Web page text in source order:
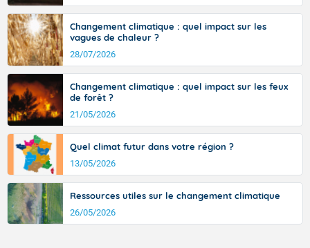
Changement climatique : quel impact sur les
vagues de chaleur ?
28/07/2026
Changement climatique : quel impact sur les feux
de forêt ?
21/05/2026
Quel climat futur dans votre région ?
13/05/2026
Ressources utiles sur le changement climatique
26/05/2026